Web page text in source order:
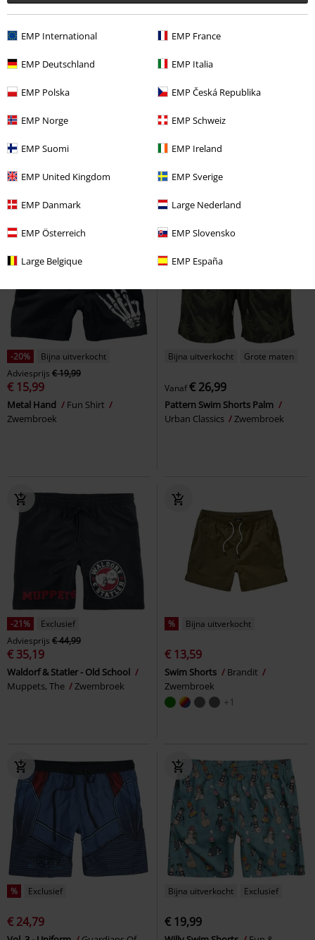
EMP International EMP France
EMP Deutschland EMP Italia
EMP Polska EMP Česká Republika
EMP Norge EMP Schweiz
EMP Suomi EMP Ireland
EMP United Kingdom EMP Sverige
EMP Danmark Large Nederland
EMP Österreich EMP Slovensko
Large Belgique EMP España
% Bijna uitverkocht
€ 26,99
Zwembroek
-34%
Bijna uitverkocht
€ 32,99
Maiden
Zwembroek
-20%
Bijna uitverkocht
Adviesprijs € 19,99
€ 15,99
Metal Hand
Fun Shirt
Zwembroek
Bijna uitverkocht Grote maten
Vanaf€ 26,99
Pattern Swim Shorts Palm
Urban Classics
Zwembroek
-21%
Exclusief
Adviesprijs € 44,99
€ 35,19
Waldorf & Statler - Old School
Muppets, The
Zwembroek
% Bijna uitverkocht
€ 13,59
Swim Shorts
Brandit
Zwembroek
+1
% Exclusief
€ 24,79
Bijna uitverkocht Exclusief
€ 19,99